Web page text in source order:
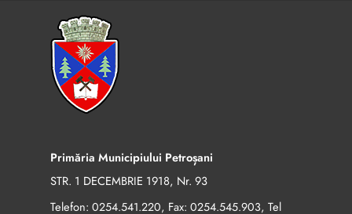
Primăria Municipiului Petroșani
STR. 1 DECEMBRIE 1918, Nr. 93
Telefon: 0254.541.220, Fax: 0254.545.903, Tel